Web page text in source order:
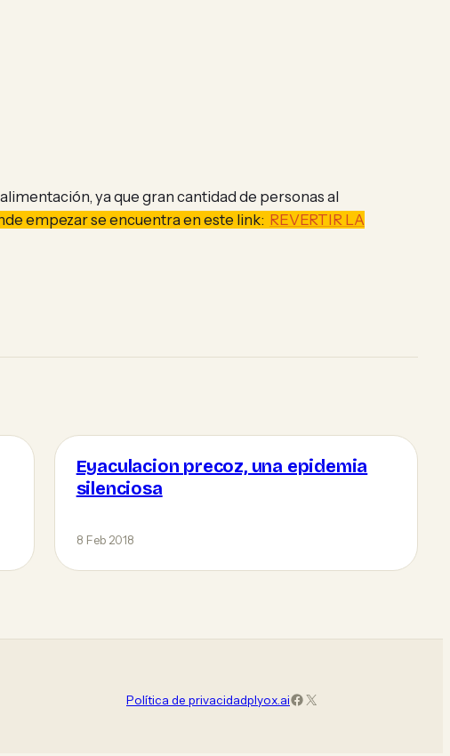
ya que gran cantidad de personas al
empezar se encuentra en este link: REVERTIR LA
Eyaculacion precoz, una epidemia
silenciosa
8 Feb 2018
Política de privacidadplyox.aiFacebook
X (Twitter)